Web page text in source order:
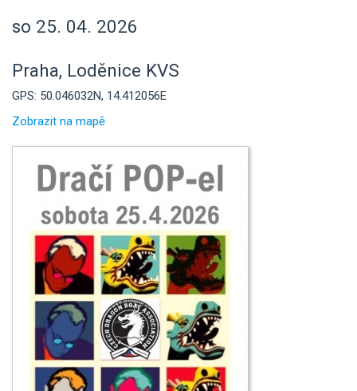
so 25. 04. 2026
Praha, Loděnice KVS
GPS: 50.046032N, 14.412056E
Zobrazit na mapě